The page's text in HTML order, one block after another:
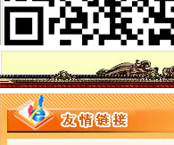
重庆代办执照
【重庆公司注册,免费！加急代
透露：重庆两江新区代办营业
重庆代理记账报税公司,重庆工
【重庆代办营业执照验资_代办
重庆进出口许可证
重庆二手机械|模具进口报关流